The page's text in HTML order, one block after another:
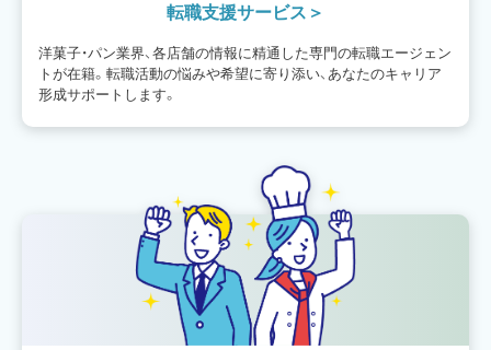
転職支援サービス
洋菓子・パン業界、各店舗の情報に精通した専門の転職エージェン
トが在籍。転職活動の悩みや希望に寄り添い、あなたのキャリア
形成サポートします。